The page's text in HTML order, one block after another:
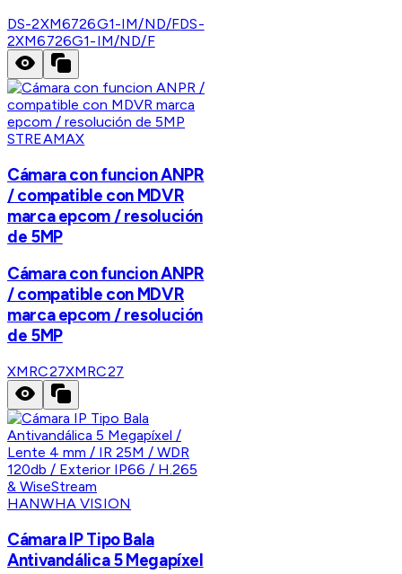
DS-2XM6726G1-IM/ND/FDS-
2XM6726G1-IM/ND/F
STREAMAX
Cámara con funcion ANPR
/ compatible con MDVR
marca epcom / resolución
de 5MP
Cámara con funcion ANPR
/ compatible con MDVR
marca epcom / resolución
de 5MP
XMRC27XMRC27
HANWHA VISION
Cámara IP Tipo Bala
Antivandálica 5 Megapíxel